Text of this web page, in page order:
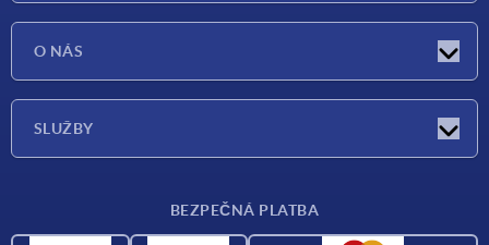
O NÁS
SLUŽBY
BEZPEČNÁ PLATBA